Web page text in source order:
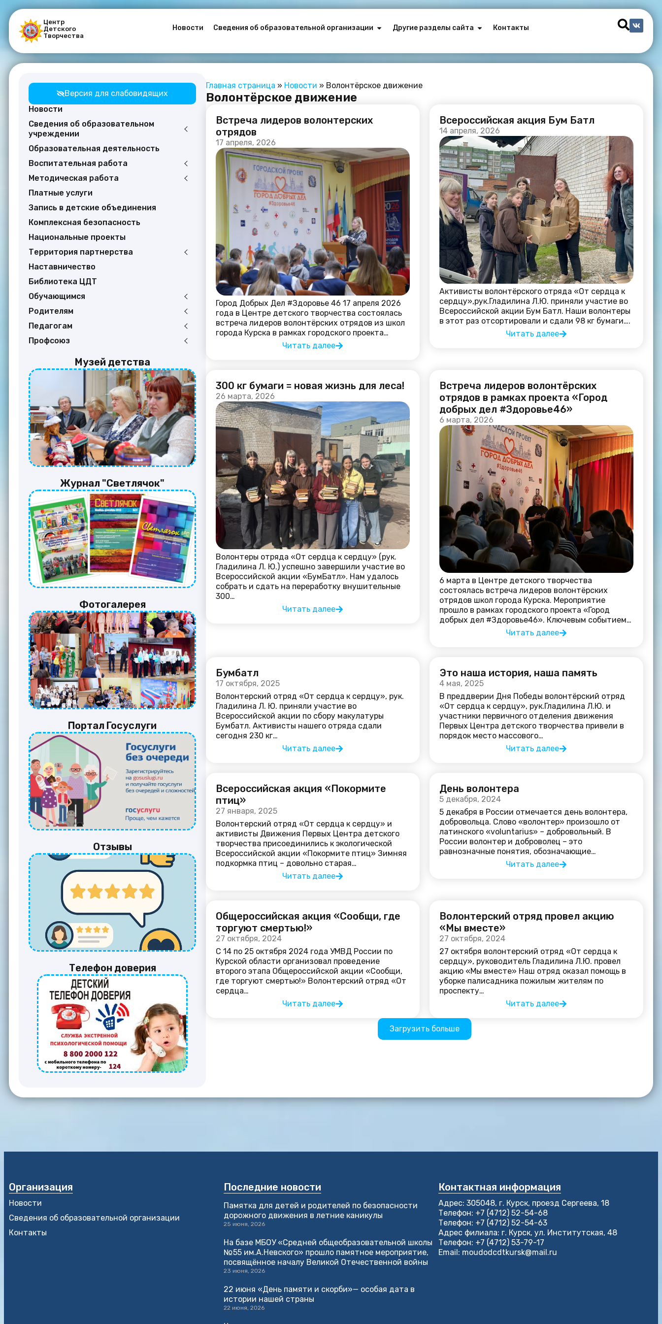
Центр
Детского
Творчества
Новости Сведения об образовательной организации Другие разделы сайта Контакты
Версия для слабовидящих
Новости
Сведения об образовательном
учреждении
Образовательная деятельность
Воспитательная работа
Методическая работа
Платные услуги
Запись в детские объединения
Комплексная безопасность
Национальные проекты
Территория партнерства
Наставничество
Библиотека ЦДТ
Обучающимся
Родителям
Педагогам
Профсоюз
Музей детства
Журнал "Светлячок"
Фотогалерея
Портал Госуслуги
Отзывы
Телефон доверия
Главная страница » Новости » Волонтёрское движение
Волонтёрское движение
Встреча лидеров волонтерских
отрядов
17 апреля, 2026
Город Добрых Дел #Здоровье 46 17 апреля 2026
года в Центре детского творчества состоялась
встреча лидеров волонтёрских отрядов из школ
города Курска в рамках городского проекта…
Читать далее
Всероссийская акция Бум Батл
14 апреля, 2026
Активисты волонтёрского отряда «От сердца к
сердцу»,рук.Гладилина Л.Ю. приняли участие во
Всероссийской акции Бум Батл. Наши волонтеры
в этот раз отсортировали и сдали 98 кг бумаги….
Читать далее
300 кг бумаги = новая жизнь для леса!
26 марта, 2026
Волонтеры отряда «От сердца к сердцу» (рук.
Гладилина Л. Ю.) успешно завершили участие во
Всероссийской акции «БумБатл». Нам удалось
собрать и сдать на переработку внушительные
300…
Читать далее
Встреча лидеров волонтёрских
отрядов в рамках проекта «Город
добрых дел #Здоровье46»
6 марта, 2026
6 марта в Центре детского творчества
состоялась встреча лидеров волонтёрских
отрядов школ города Курска. Мероприятие
прошло в рамках городского проекта «Город
добрых дел #Здоровье46». Ключевым событием…
Читать далее
Бумбатл
17 октября, 2025
Волонтерский отряд «От сердца к сердцу», рук.
Гладилина Л. Ю. приняли участие во
Всероссийской акции по сбору макулатуры
Бумбатл. Активисты нашего отряда сдали
сегодня 230 кг…
Читать далее
Это наша история, наша память
4 мая, 2025
В преддверии Дня Победы волонтёрский отряд
«От сердца к сердцу», рук.Гладилина Л.Ю. и
участники первичного отделения движения
Первых Центра детского творчества привели в
порядок место массового…
Читать далее
Всероссийская акция «Покормите
птиц»
27 января, 2025
Волонтерский отряд «От сердца к сердцу» и
активисты Движения Первых Центра детского
творчества присоединились к экологической
Всероссийской акции «Покормите птиц» Зимняя
подкормка птиц – довольно старая…
Читать далее
День волонтера
5 декабря, 2024
5 декабря в России отмечается день волонтера,
добровольца. Слово «волонтер» произошло от
латинского «voluntarius» – добровольный. В
России волонтер и доброволец – это
равнозначные понятия, обозначающие…
Читать далее
Общероссийская акция «Сообщи, где
торгуют смертью!»
27 октября, 2024
С 14 по 25 октября 2024 года УМВД России по
Курской области организовал проведение
второго этапа Общероссийской акции «Сообщи,
где торгуют смертью!» Волонтерский отряд «От
сердца…
Читать далее
Волонтерский отряд провел акцию
«Мы вместе»
27 октября, 2024
27 октября волонтерский отряд «От сердца к
сердцу», руководитель Гладилина Л.Ю. провел
акцию «Мы вместе» Наш отряд оказал помощь в
уборке палисадника пожилым жителям по
проспекту…
Читать далее
Загрузить больше
Организация
Новости
Сведения об образовательной организации
Контакты
Последние новости
Памятка для детей и родителей по безопасности
дорожного движения в летние каникулы
25 июня, 2026
На базе МБОУ «Средней общеобразовательной школы
№55 им.А.Невского» прошло памятное мероприятие,
посвящённое началу Великой Отечественной войны
23 июня, 2026
22 июня «День памяти и скорби»— особая дата в
истории нашей страны
22 июня, 2026
Контактная информация
Адрес: 305048, г. Курск, проезд Сергеева, 18
Телефон: +7 (4712) 52-54-68
Телефон: +7 (4712) 52-54-63
Адрес филиала: г. Курск, ул. Институтская, 48
Телефон: +7 (4712) 53-79-17
Email: moudodcdtkursk@mail.ru